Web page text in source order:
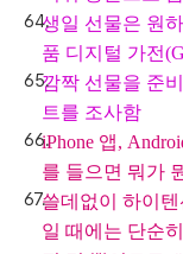
생일 선물은 원
품 디지털 가전
깜짝 선물을 준
트를 조사함
iPhone 앱,
를 들으면 뭐가
쓸데없이 하이
일 때에는 단순